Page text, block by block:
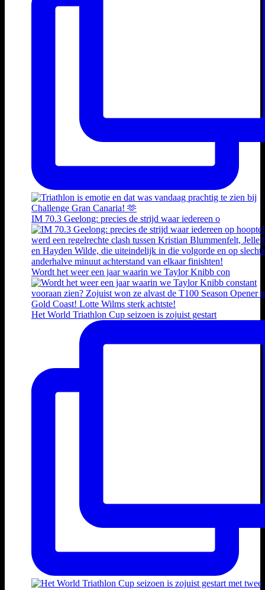
IM 70.3 Geelong: precies de strijd waar iedereen o
Wordt het weer een jaar waarin we Taylor Knibb con
Het World Triathlon Cup seizoen is zojuist gestart